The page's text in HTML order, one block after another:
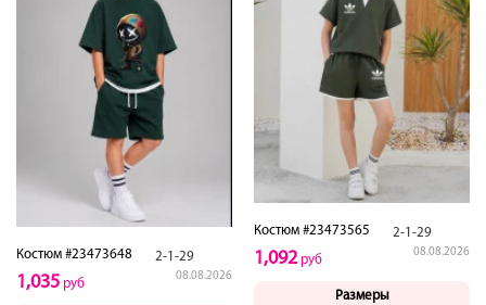
Костюм #23473648 2-1-29
08.08.2026
1,035 руб
Костюм #23473565 2-1-29
08.08.2026
1,092руб
Размеры